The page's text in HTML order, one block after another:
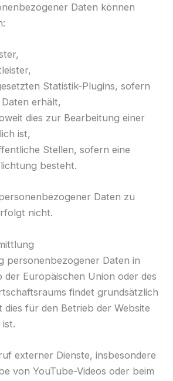
Daten können
Statistik-Plugins, sofern
erhält,
dies zur Bearbeitung einer
ist,
Stellen, sofern eine
besteht.
Daten zu
nicht.
personenbezogener Daten in
der Europäischen Union oder des
findet grundsätzlich
für den Betrieb der Website
externer Dienste, insbesondere
von YouTube-Videos oder beim